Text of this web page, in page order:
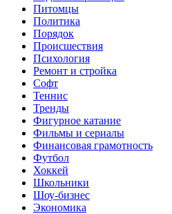
Питомцы
Политика
Порядок
Происшествия
Психология
Ремонт и стройка
Софт
Теннис
Тренды
Фигурное катание
Фильмы и сериалы
Финансовая грамотность
Футбол
Хоккей
Школьники
Шоу-бизнес
Экономика